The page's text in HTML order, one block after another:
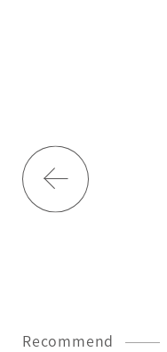
Recommend